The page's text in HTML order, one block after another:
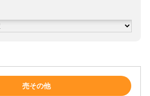
売その他